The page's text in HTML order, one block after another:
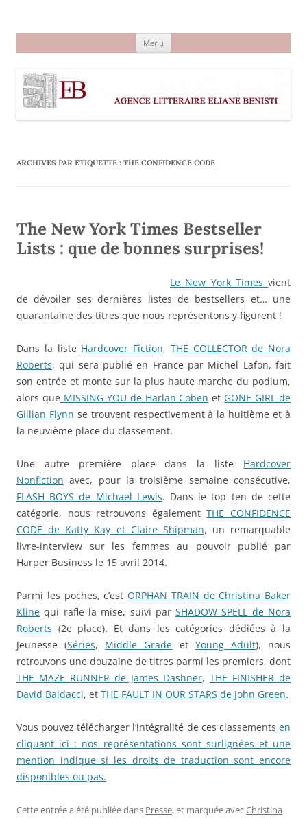
Menu
ARCHIVES PAR ÉTIQUETTE : THE CONFIDENCE CODE
The New York Times Bestseller
Lists : que de bonnes surprises!
Le New York Times vient
de dévoiler ses dernières listes de bestsellers et… une
quarantaine des titres que nous représentons y figurent !
Dans la liste Hardcover Fiction, THE COLLECTOR de Nora
Roberts, qui sera publié en France par Michel Lafon, fait
son entrée et monte sur la plus haute marche du podium,
alors que MISSING YOU de Harlan Coben et GONE GIRL de
Gillian Flynn se trouvent respectivement à la huitième et à
la neuvième place du classement.
Une autre première place dans la liste Hardcover
Nonfiction avec, pour la troisième semaine consécutive,
FLASH BOYS de Michael Lewis. Dans le top ten de cette
catégorie, nous retrouvons égalementTHE CONFIDENCE
CODE de Katty Kay et Claire Shipman, un remarquable
livre-interview sur les femmes au pouvoir publié par
Harper Business le 15 avril 2014.
Parmi les poches, c’est ORPHAN TRAIN de Christina Baker
Kline qui rafle la mise, suivi parSHADOW SPELL de Nora
Roberts (2e place). Et dans les catégories dédiées à la
Jeunesse (Séries, Middle Grade et Young Adult), nous
retrouvons une douzaine de titres parmi les premiers, dont
THE MAZE RUNNER de James Dashner, THE FINISHER de
David Baldacci, et THE FAULT IN OUR STARS de John Green.
Vous pouvez télécharger l’intégralité de ces classements en
cliquant ici : nos représentations sont surlignées et une
mention indique si les droits de traduction sont encore
disponibles ou pas.
Cette entrée a été publiée dans Presse, et marquée avecChristina